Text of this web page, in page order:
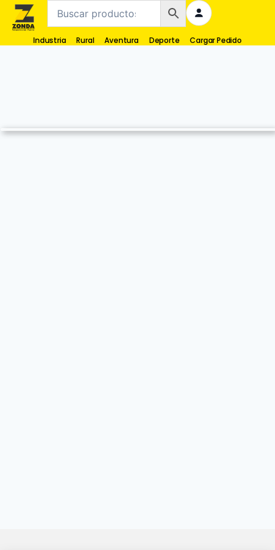
Industria Rural Aventura Deporte Cargar Pedido